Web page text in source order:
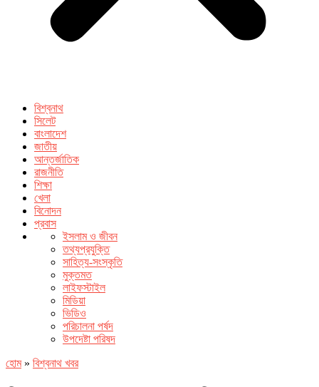
বিশ্বনাথ
সিলেট
বাংলাদেশ
জাতীয়
আন্তর্জাতিক
রাজনীতি
শিক্ষা
খেলা
বিনোদন
প্রবাস
ইসলাম ও জীবন
তথ্যপ্রযুক্তি
সাহিত্য-সংস্কৃতি
মুক্তমত
লাইফস্টাইল
মিডিয়া
ভিডিও
পরিচালনা পর্ষদ
উপদেষ্টা পরিষদ
হোম» বিশ্বনাথ খবর